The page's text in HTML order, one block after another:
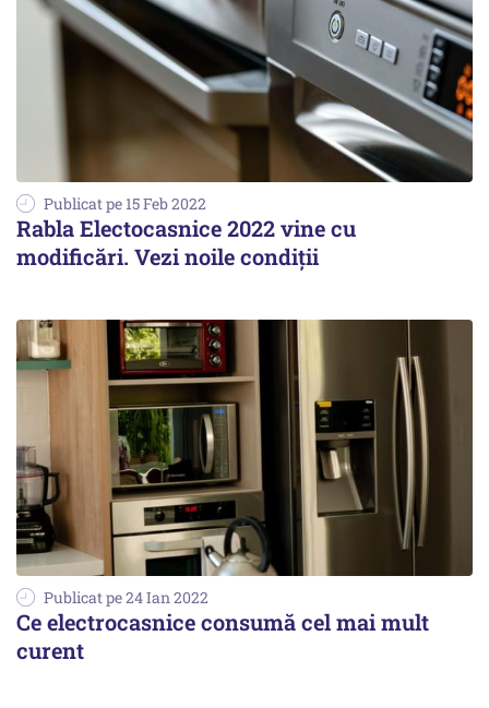
Publicat pe 15 Feb 2022
Rabla Electocasnice 2022 vine cu
modificări. Vezi noile condiții
Publicat pe 24 Ian 2022
Ce electrocasnice consumă cel mai mult
curent